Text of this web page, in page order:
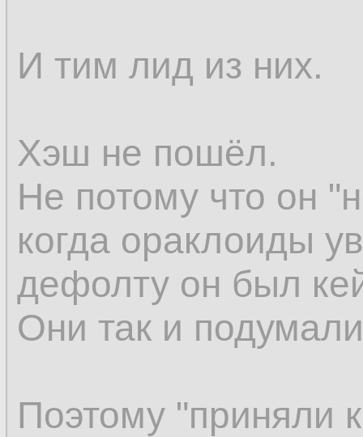
И тим лид из них.
Хэш не пошёл.
Не потому что он
когда ораклоиды
дефолту он был
Они так и
Поэтому "приняли